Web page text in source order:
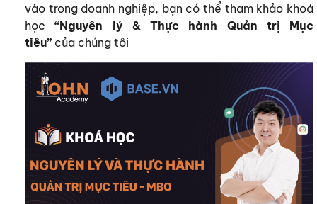
vào trong doanh nghiệp, bạn có thể tham khảo khoá
học“Nguyên lý & Thực hành Quản trị Mục
tiêu” của chúng tôi